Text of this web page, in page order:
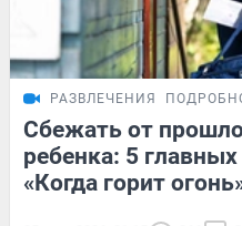
РАЗВЛЕЧЕНИЯ
Сбежать от
ребенка: 5
«Когда горит